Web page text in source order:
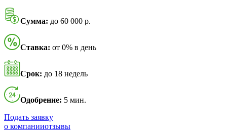
Сумма: до 60 000 р.
Ставка: от 0% в день
Срок: до 18 недель
Одобрение: 5 мин.
Подать заявку
о компанииотзывы